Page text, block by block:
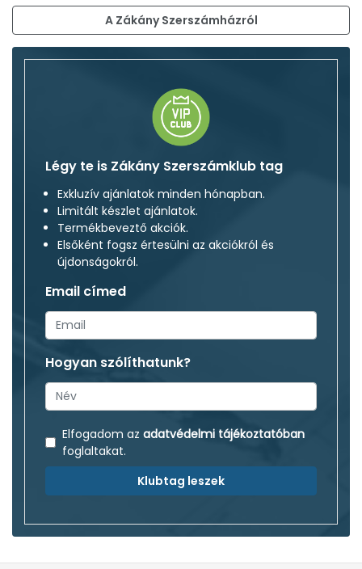
A Zákány Szerszámházról
Légy te is Zákány Szerszámklub tag
Exkluzív ajánlatok minden hónapban.
Limitált készlet ajánlatok.
Termékbeveztő akciók.
Elsőként fogsz értesülni az akciókról és
újdonságokról.
Email címed
Hogyan szólíthatunk?
Elfogadom az adatvédelmi tájékoztatóban
foglaltakat.
Klubtag leszek